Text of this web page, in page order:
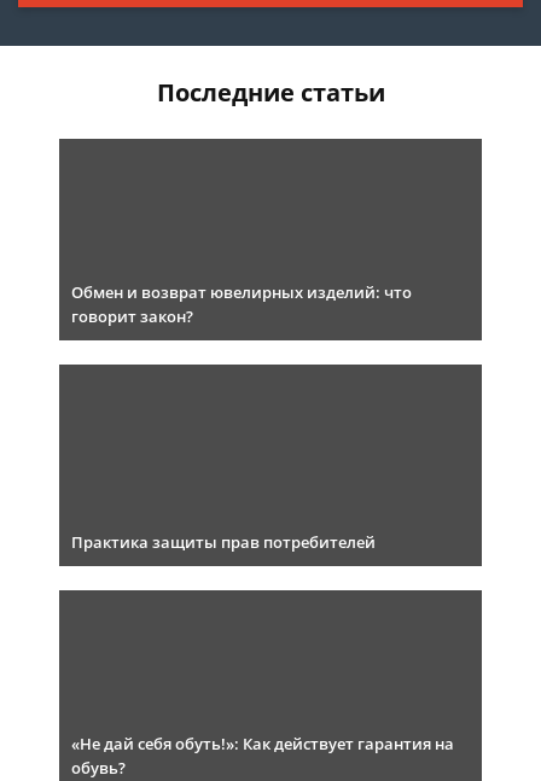
Последние статьи
Обмен и возврат ювелирных изделий: что
говорит закон?
Практика защиты прав потребителей
«Не дай себя обуть!»: Как действует гарантия на
обувь?